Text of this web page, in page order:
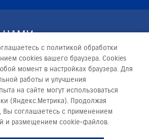
НАМИ
4822
с политикой обработки
cookies вашего браузера. Cookies
момент в настройках браузера. Для
работы и улучшения
на сайте могут использоваться
(Яндекс.Метрика). Продолжая
Вы соглашаетесь с применением
и размещением cookie-файлов.